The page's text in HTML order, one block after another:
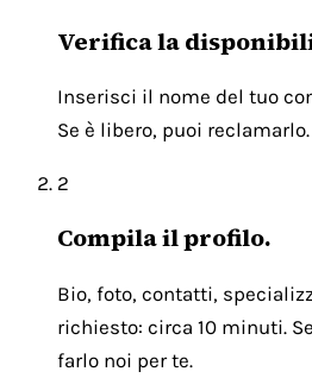
Verifica la
Inserisci il nome del tuo
Se è libero, puoi reclamarlo.
2
Compila il profilo.
Bio, foto, contatti,
richiesto: circa 10 minuti.
farlo noi per te.